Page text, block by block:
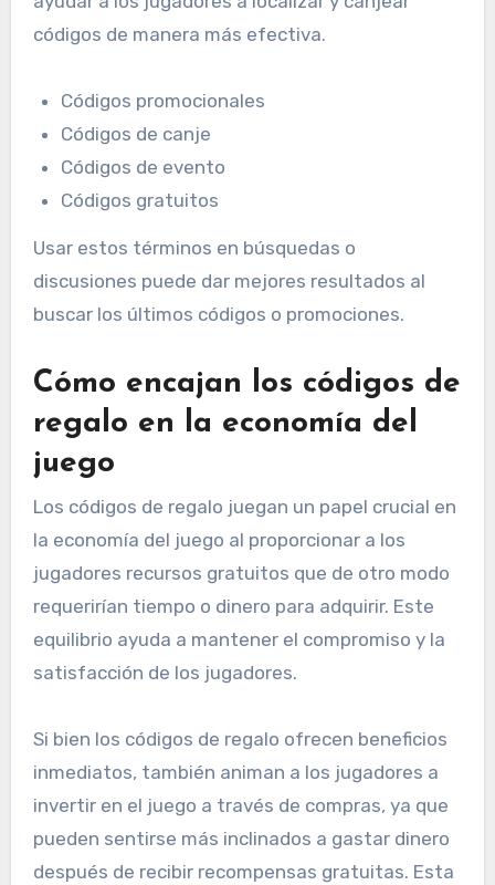
códigos de manera más efectiva.
Códigos promocionales
Códigos de canje
Códigos de evento
Códigos gratuitos
Usar estos términos en búsquedas o
discusiones puede dar mejores resultados al
buscar los últimos códigos o promociones.
Cómo encajan los códigos de
regalo en la economía del
juego
Los códigos de regalo juegan un papel crucial en
la economía del juego al proporcionar a los
jugadores recursos gratuitos que de otro modo
requerirían tiempo o dinero para adquirir. Este
equilibrio ayuda a mantener el compromiso y la
satisfacción de los jugadores.
Si bien los códigos de regalo ofrecen beneficios
inmediatos, también animan a los jugadores a
invertir en el juego a través de compras, ya que
pueden sentirse más inclinados a gastar dinero
después de recibir recompensas gratuitas. Esta